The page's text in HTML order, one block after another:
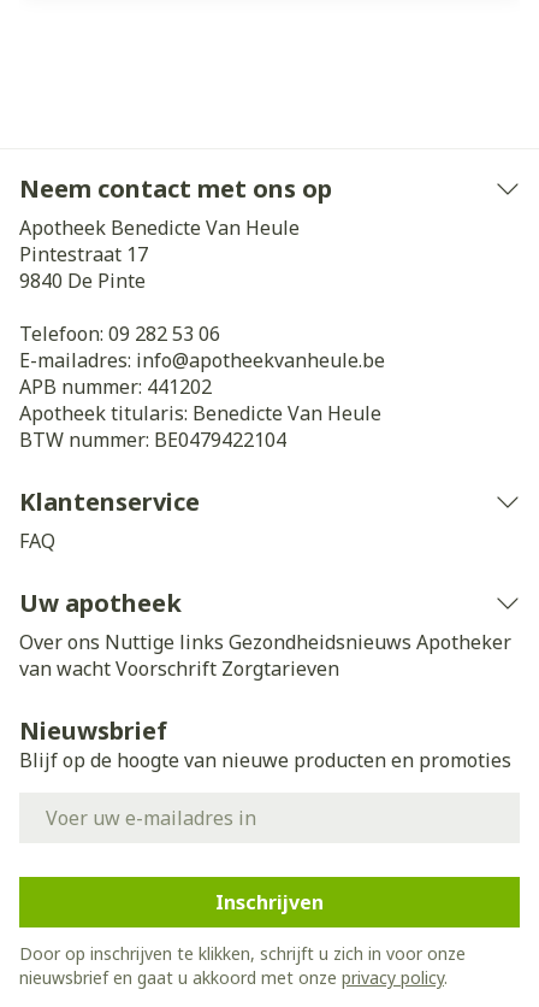
Neem contact met ons op
Apotheek Benedicte Van Heule
Pintestraat 17
9840 De Pinte
Telefoon: 09 282 53 06
E-mailadres: info@apotheekvanheule.be
APB nummer: 441202
Apotheek titularis: Benedicte Van Heule
BTW nummer: BE0479422104
Klantenservice
FAQ
Uw apotheek
Over ons Nuttige links Gezondheidsnieuws Apotheker
van wachtVoorschrift Zorgtarieven
Nieuwsbrief
Blijf op de hoogte van nieuwe producten en promoties
Inschrijven
Door op inschrijven te klikken, schrijft u zich in voor onze
nieuwsbrief en gaat u akkoord met onze privacy policy.